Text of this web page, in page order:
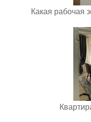
Какая рабочая